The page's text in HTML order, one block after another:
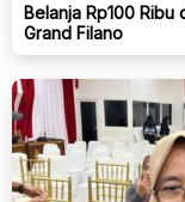
Belanja Rp100 Ribu
Grand Filano